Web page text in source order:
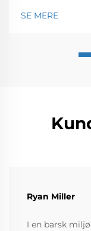
SE MERE
Ryan Miller
I en barsk